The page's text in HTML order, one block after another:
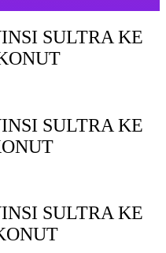
SULTRA KE
SULTRA KE
SULTRA KE